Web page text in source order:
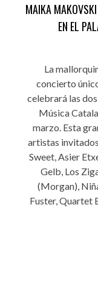
MAIKA
EN EL
La
concierto
celebrará las
Música
marzo. Esta
artistas
Sweet, Asier
Gelb, Los
(Morgan),
Fuster, Quartet